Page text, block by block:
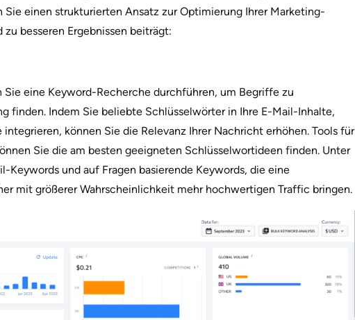
einen strukturierten Ansatz zur Optimierung Ihrer Marketing-
besseren Ergebnissen beiträgt:
eine Keyword-Recherche durchführen, um Begriffe zu
finden. Indem Sie beliebte Schlüsselwörter in Ihre E-Mail-Inhalte,
können Sie die Relevanz Ihrer Nachricht erhöhen. Tools für
Sie die am besten geeigneten Schlüsselwortideen finden. Unter
Keywords und auf Fragen basierende Keywords, die eine
mit größerer Wahrscheinlichkeit mehr hochwertigen Traffic bringen.